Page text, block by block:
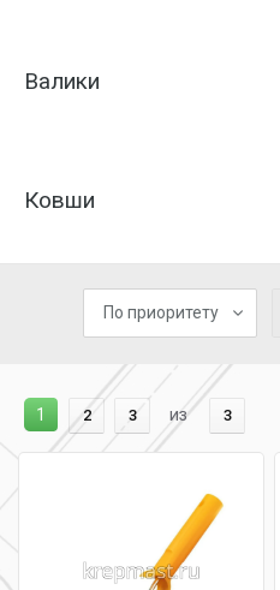
Валики
Ковши
По приоритету
1 2 3 из 3